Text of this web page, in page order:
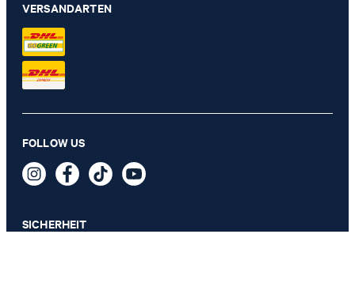
Papierkorb JOOP! CORNFLOWER, Anthrazit/Schwarz
99,00 €
inkl. MwSt
VERSANDARTEN
FOLLOW US
SICHERHEIT